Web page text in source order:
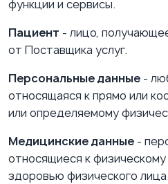
функции и сервисы.
Пациент - лицо,
от Поставщика услуг.
Персональные данные -
относящаяся к прямо или
или определяемому
Медицинские данные -
относящиеся к
здоровью физического лица.